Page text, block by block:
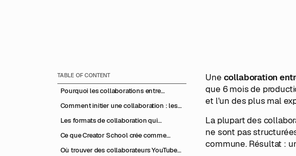
TABLE OF CONTENT
Pourquoi les collaborations entre
échouent)
Comment initier une collaboration : les
Les formats de collaboration qui
d'audiences
Ce que Creator School crée comme
Où trouver des collaborateurs YouTube
Une collaboration
que 6 mois de
et l'un des plus mal
La plupart des
ne sont pas
commune. Résultat :